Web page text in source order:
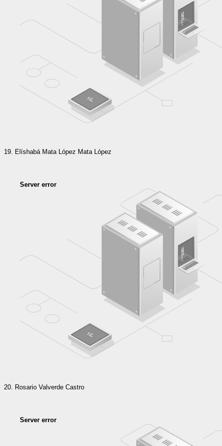
Elíshabá Mata López Mata López
Server error
Rosario Valverde Castro
Server error